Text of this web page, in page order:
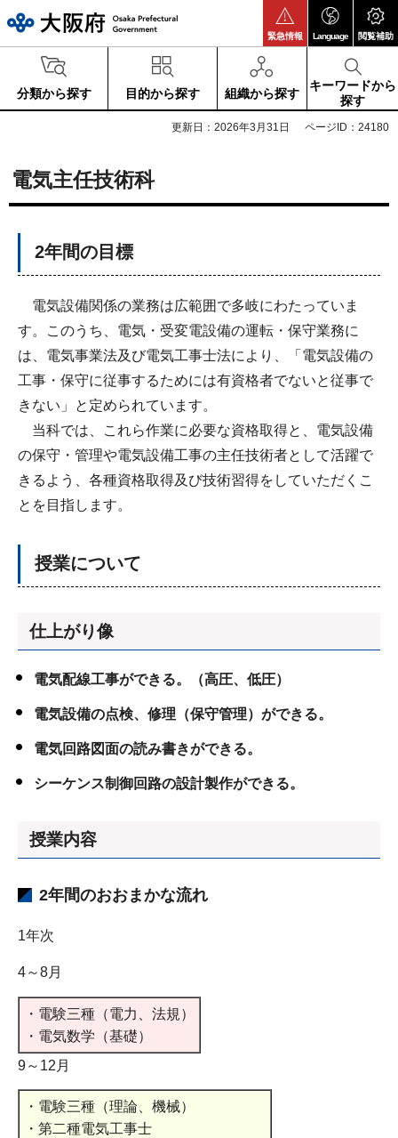
緊急情報 Language 閲覧補助
分類から探す 目的から探す 組織から探す
キーワードから
探す
更新日：2026年3月31日 ページID：24180
電気主任技術科
2年間の目標
電気設備関係の業務は広範囲で多岐にわたっていま
す。このうち、電気・受変電設備の運転・保守業務に
は、電気事業法及び電気工事士法により、「電気設備の
工事・保守に従事するためには有資格者でないと従事で
きない」と定められています。
当科では、これら作業に必要な資格取得と、電気設備
の保守・管理や電気設備工事の主任技術者として活躍で
きるよう、各種資格取得及び技術習得をしていただくこ
とを目指します。
授業について
仕上がり像
電気配線工事ができる。（高圧、低圧）
電気設備の点検、修理（保守管理）ができる。
電気回路図面の読み書きができる。
シーケンス制御回路の設計製作ができる。
授業内容
2年間のおおまかな流れ
1年次
4～8月
・電験三種（電力、法規）
・電気数学（基礎）
9～12月
・電験三種（理論、機械）
・第二種電気工事士